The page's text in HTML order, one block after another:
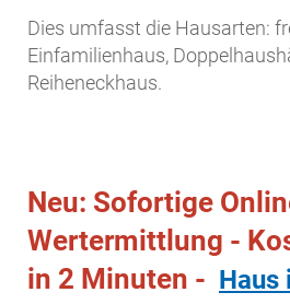
Dies umfasst die Hausarten:
Einfamilienhaus,
Reiheneckhaus.
Neu: Sofortige
Wertermittlung -
in 2 Minuten - Haus